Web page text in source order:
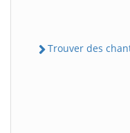
Trouver des